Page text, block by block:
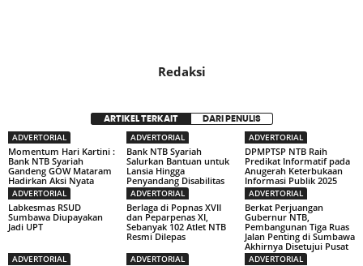
Redaksi
ARTIKEL TERKAIT DARI PENULIS
ADVERTORIAL
Momentum Hari Kartini :
Bank NTB Syariah
Gandeng GOW Mataram
Hadirkan Aksi Nyata
ADVERTORIAL
Bank NTB Syariah
Salurkan Bantuan untuk
Lansia Hingga
Penyandang Disabilitas
ADVERTORIAL
DPMPTSP NTB Raih
Predikat Informatif pada
Anugerah Keterbukaan
Informasi Publik 2025
ADVERTORIAL
Labkesmas RSUD
Sumbawa Diupayakan
Jadi UPT
ADVERTORIAL
Berlaga di Popnas XVII
dan Peparpenas XI,
Sebanyak 102 Atlet NTB
Resmi Dilepas
ADVERTORIAL
Berkat Perjuangan
Gubernur NTB,
Pembangunan Tiga Ruas
Jalan Penting di Sumbawa
Akhirnya Disetujui Pusat
ADVERTORIAL ADVERTORIAL ADVERTORIAL